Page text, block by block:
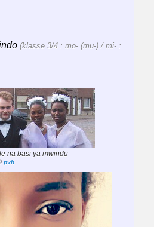
(klasse 3/4 : mo- (mu-) / mi- :
na basi ya mwindu
pvh